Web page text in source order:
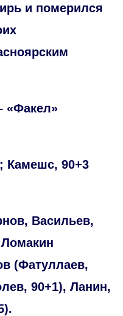
и померился
«Факел»
Камешс, 90+3
Васильев,
(Фатуллаев,
90+1), Ланин,